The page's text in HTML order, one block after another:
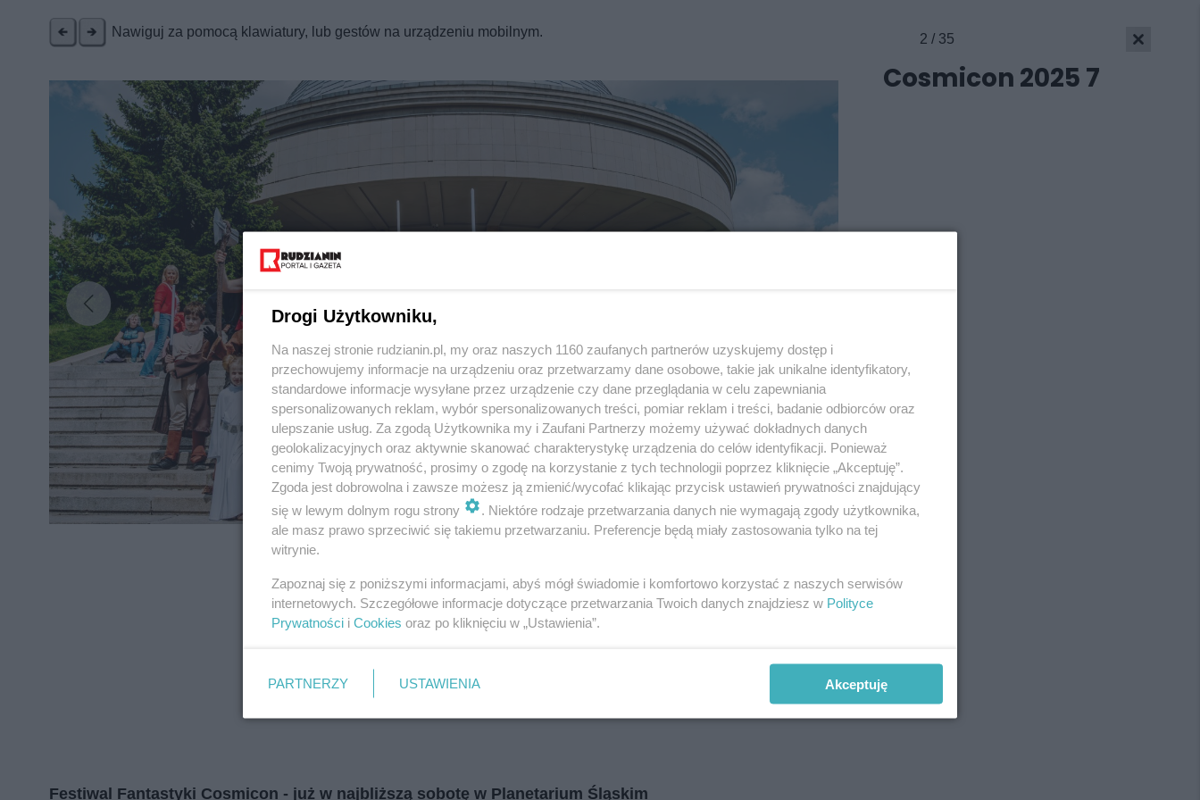
Nawiguj za pomocą klawiatury, lub gestów na urządzeniu mobilnym.
fot: Piotr Cyganik
Festiwal Fantastyki Cosmicon - już w najbliższą sobotę w Planetarium Śląskim
2 / 35
Cosmicon 2025 7
Wydawca mediówlokalnych
zapoznać się z:
polityką prywatności regulamin korzystania z portali
Twojemiasto
Piekary Śląskie
Chorzów
Tarnowskie Góry
Ruda Śląska
Świętochłowice
Tychy
Bytom
Katowice
Zabrze
Zagłębie
Skontakuj się
Kontakt
Redakcja
Newsletter
Reklama
Drogi Użytkowniku,
Na naszej stronie rudzianin.pl, my oraz naszych 1160 zaufanych partnerów uzyskujemy dostęp i
przechowujemy informacje na urządzeniu oraz przetwarzamy dane osobowe, takie jak unikalne identyfikatory,
standardowe informacje wysyłane przez urządzenie czy dane przeglądania w celu zapewniania
spersonalizowanych reklam, wybór spersonalizowanych treści, pomiar reklam i treści, badanie odbiorców oraz
ulepszanie usług. Za zgodą Użytkownika my i Zaufani Partnerzy możemy używać dokładnych danych
geolokalizacyjnych oraz aktywnie skanować charakterystykę urządzenia do celów identyfikacji. Ponieważ
cenimy Twoją prywatność, prosimy o zgodę na korzystanie z tych technologii poprzez kliknięcie „Akceptuję”.
Zgoda jest dobrowolna i zawsze możesz ją zmienić/wycofać klikając przycisk ustawień prywatności znajdujący
się w lewym dolnym rogu strony
. Niektóre rodzaje przetwarzania danych nie wymagają zgody użytkownika,
ale masz prawo sprzeciwić się takiemu przetwarzaniu. Preferencje będą miały zastosowania tylko na tej
witrynie.
Zapoznaj się z poniższymi informacjami, abyś mógł świadomie i komfortowo korzystać z naszych serwisów
internetowych. Szczegółowe informacje dotyczące przetwarzania Twoich danych znajdziesz w Polityce
Prywatności i Cookies oraz po kliknięciu w „Ustawienia”.
PARTNERZY USTAWIENIA Akceptuję